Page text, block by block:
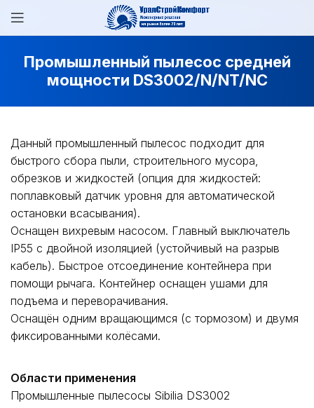
Промышленный пылесос средней
мощности DS3002/N/NT/NC
Данный промышленный пылесос подходит для
быстрого сбора пыли, строительного мусора,
обрезков и жидкостей (опция для жидкостей:
поплавковый датчик уровня для автоматической
остановки всасывания).
Оснащен вихревым насосом. Главный выключатель
IP55 с двойной изоляцией (устойчивый на разрыв
кабель). Быстрое отсоединение контейнера при
помощи рычага. Контейнер оснащен ушами для
подъема и переворачивания.
Оснащён одним вращающимся (с тормозом) и двумя
фиксированными колёсами.
Области применения
Промышленные пылесосы Sibilia DS3002